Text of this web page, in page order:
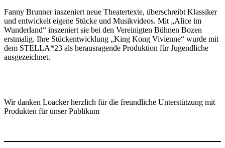
Fanny Brunner inszeniert neue Theatertexte, überschreibt Klassiker
und entwickelt eigene Stücke und Musikvideos. Mit „Alice im
Wunderland“ inszeniert sie bei den Vereinigten Bühnen Bozen
erstmalig. Ihre Stückentwicklung „King Kong Vivienne“ wurde mit
dem STELLA*23 als herausragende Produktion für Jugendliche
ausgezeichnet.
Wir danken Loacker herzlich für die freundliche Unterstützung mit
Produkten für unser Publikum